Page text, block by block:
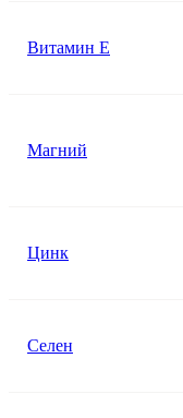
Витамин E
Магний
Цинк
Селен